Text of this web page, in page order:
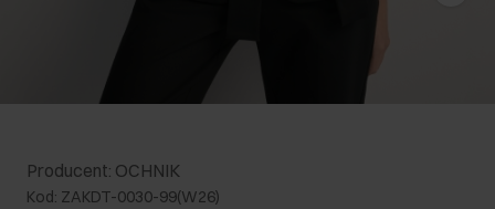
Producent: OCHNIK
Kod: ZAKDT-0030-99(W26)